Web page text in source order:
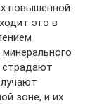
повышенной
это в
страдают
зоне, и их